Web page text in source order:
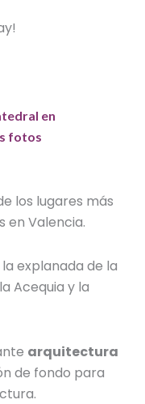
en
fotos
los lugares más
en Valencia.
explanada de la
Acequia y la
arquitectura
de fondo para